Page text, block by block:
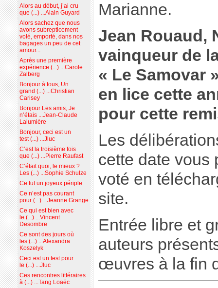
Marianne.
Jean Rouaud,
vainqueur de
« Le Samovar
en lice cette
pour cette
Les
cette date vous
voté en
site.
Entrée libre et
auteurs
œuvres à la fin
Alors au début, j’ai cru
que (...) ...Alain Guyard
Alors sachez que nous
avons subrepticement
volé, emporté, dans nos
bagages un peu de cet
amour...
Après une première
expérience (...) ...Carole
Zalberg
Bonjour à tous, Un
grand (...) ...Christian
Carisey
Bonjour Les amis, Je
n’étais ...Jean-Claude
Lalumière
Bonjour, ceci est un
test (...) ...Jluc
C’est la troisième fois
que (...) ...Pierre Raufast
C’était quoi, le mieux ?
Les (...) ...Sophie Schulze
Ce fut un joyeux périple
Ce n’est pas courant
pour (...) ...Jeanne Grange
Ce qui est bien avec
le (...) ...Vincent
Desombre
Ce sont des jours où
les (...) ...Alexandra
Koszelyk
Ceci est un test pour
le (...) ...Jluc
Ces rencontres littéraires
à (...) ...Tang Loaëc